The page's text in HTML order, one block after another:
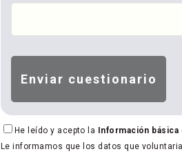
He leído y acepto la Información
Le informamos que los datos que